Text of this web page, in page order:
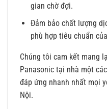
gian chờ đợi.
Đảm bảo chất lượng
phù hợp tiêu chuẩn
Chúng tôi cam kết mang
Panasonic tại nhà một
đáp ứng nhanh nhất mọi
Nội.